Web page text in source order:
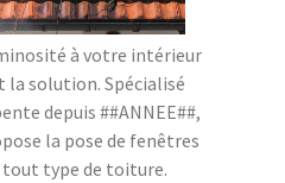
à votre intérieur
la solution. Spécialisé
depuis ##ANNEE##,
la pose de fenêtres
type de toiture.